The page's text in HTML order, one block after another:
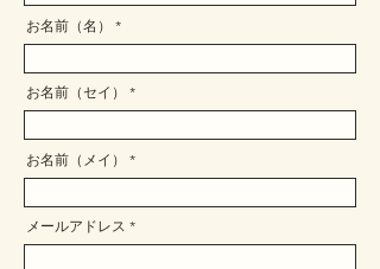
お名前（名）
お名前（セイ）
お名前（メイ）
メールアドレス